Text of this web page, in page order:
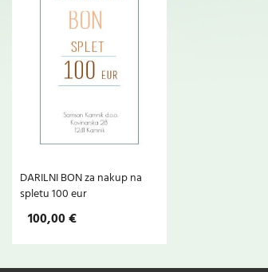
DARILNI BON za nakup na
spletu 100 eur
100,00 €